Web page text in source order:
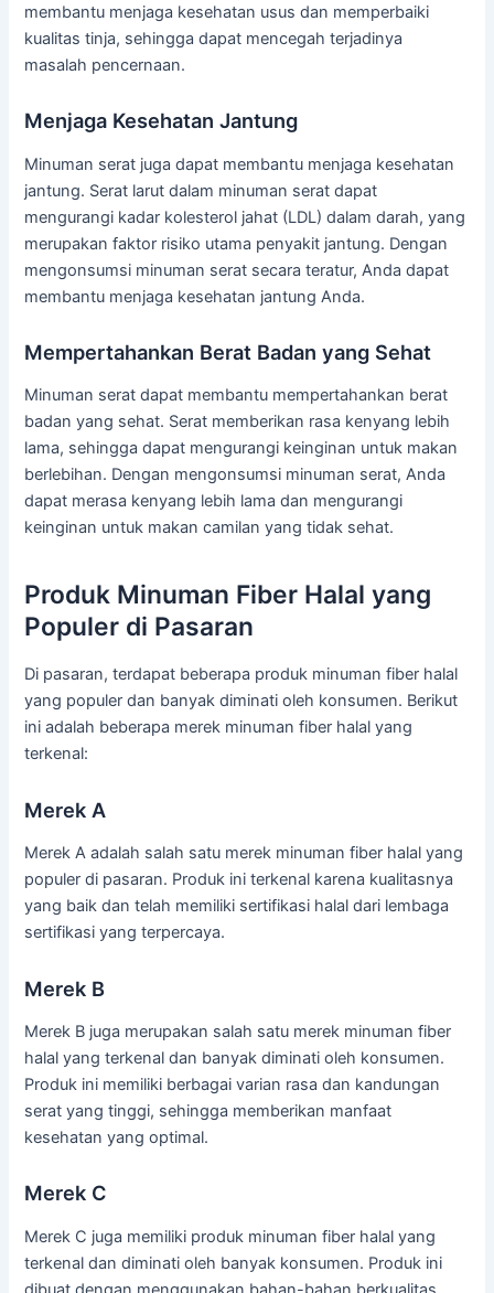
membantu menjaga kesehatan usus dan memperbaiki
kualitas tinja, sehingga dapat mencegah terjadinya
masalah pencernaan.
Menjaga Kesehatan Jantung
Minuman serat juga dapat membantu menjaga kesehatan
jantung. Serat larut dalam minuman serat dapat
mengurangi kadar kolesterol jahat (LDL) dalam darah, yang
merupakan faktor risiko utama penyakit jantung. Dengan
mengonsumsi minuman serat secara teratur, Anda dapat
membantu menjaga kesehatan jantung Anda.
Mempertahankan Berat Badan yang Sehat
Minuman serat dapat membantu mempertahankan berat
badan yang sehat. Serat memberikan rasa kenyang lebih
lama, sehingga dapat mengurangi keinginan untuk makan
berlebihan. Dengan mengonsumsi minuman serat, Anda
dapat merasa kenyang lebih lama dan mengurangi
keinginan untuk makan camilan yang tidak sehat.
Produk Minuman Fiber Halal yang
Populer di Pasaran
Di pasaran, terdapat beberapa produk minuman fiber halal
yang populer dan banyak diminati oleh konsumen. Berikut
ini adalah beberapa merek minuman fiber halal yang
terkenal:
Merek A
Merek A adalah salah satu merek minuman fiber halal yang
populer di pasaran. Produk ini terkenal karena kualitasnya
yang baik dan telah memiliki sertifikasi halal dari lembaga
sertifikasi yang terpercaya.
Merek B
Merek B juga merupakan salah satu merek minuman fiber
halal yang terkenal dan banyak diminati oleh konsumen.
Produk ini memiliki berbagai varian rasa dan kandungan
serat yang tinggi, sehingga memberikan manfaat
kesehatan yang optimal.
Merek C
Merek C juga memiliki produk minuman fiber halal yang
terkenal dan diminati oleh banyak konsumen. Produk ini